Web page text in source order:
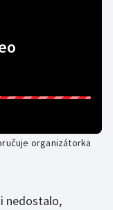
organizátorka
nedostalo,